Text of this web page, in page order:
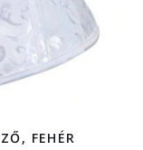
FEHÉR